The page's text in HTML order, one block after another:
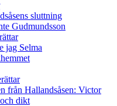
sluttning
Gudmundsson
jag Selma
från Hallandsåsen: Victor
dikt